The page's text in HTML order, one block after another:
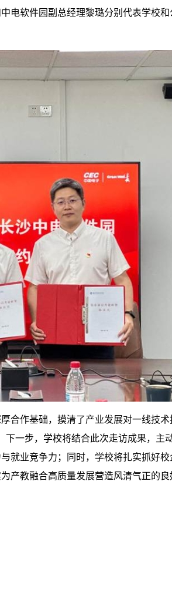
电软件园副总经理黎璐分别代表学校
合作基础，摸清了产业发展对一线技
一步，学校将结合此次走访成果，主
就业竞争力；同时，学校将扎实抓好
教融合高质量发展营造风清气正的良